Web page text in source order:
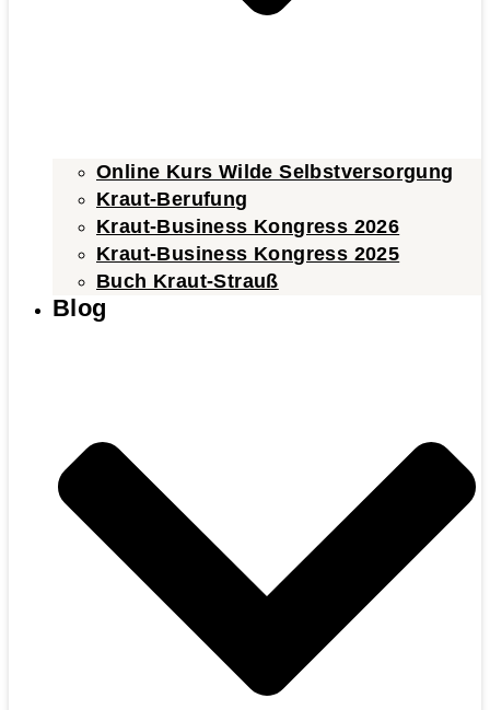
Online Kurs Wilde Selbstversorgung
Kraut-Berufung
Kraut-Business Kongress 2026
Kraut-Business Kongress 2025
Buch Kraut-Strauß
Blog